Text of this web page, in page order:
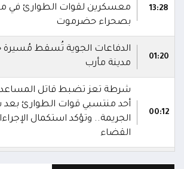
13:28
معسكرين لقوات الطوارئ في
بصحراء حضرموت
01:20
الدفاعات الجوية تُسقط مُسيرة
مدينة مأرب
00:12
شرطة تعز تضبط قاتل
أحد منتسبي قوات الطوارئ بعد
الجريمة.. وتؤكد استكمال
القضاء